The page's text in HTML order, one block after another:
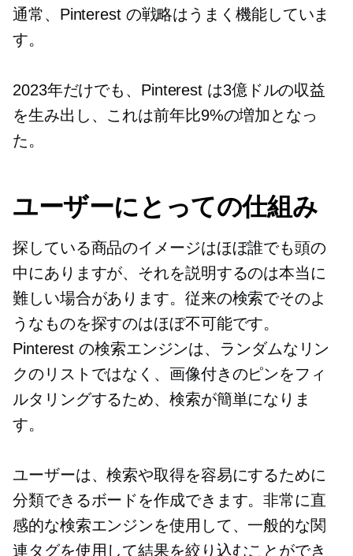
通常、Pinterest の戦略はうまく機能していま
す。
2023年だけでも、Pinterest は3億ドルの収益
を生み出し、これは前年比9%の増加となっ
た。
ユーザーにとっての仕組み
探している商品のイメージはほぼ誰でも頭の
中にありますが、それを説明するのは本当に
難しい場合があります。従来の検索でそのよ
うなものを探すのはほぼ不可能です。
Pinterest の検索エンジンは、ランダムなリン
クのリストではなく、画像付きのピンをフィ
ルタリングするため、検索が簡単になりま
す。
ユーザーは、検索や取得を容易にするために
分類できるボードを作成できます。非常に直
感的な検索エンジンを使用して、一般的な関
連タグを使用して結果を絞り込むことができ